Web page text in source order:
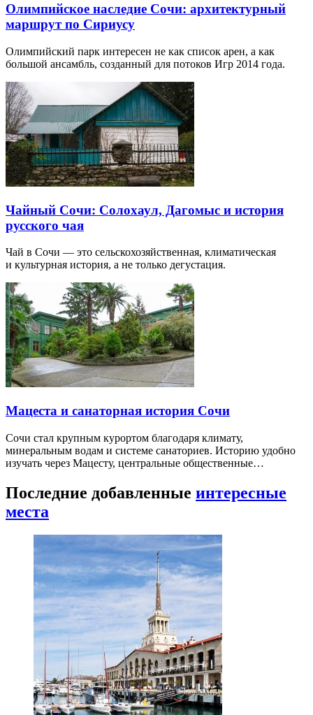
Олимпийское наследие Сочи: архитектурный
маршрут по Сириусу
Олимпийский парк интересен не как список арен, а как
большой ансамбль, созданный для потоков Игр 2014 года.
Чайный Сочи: Солохаул, Дагомыс и история
русского чая
Чай в Сочи — это сельскохозяйственная, климатическая
и культурная история, а не только дегустация.
Мацеста и санаторная история Сочи
Сочи стал крупным курортом благодаря климату,
минеральным водам и системе санаториев. Историю удобно
изучать через Мацесту, центральные общественные…
Последние добавленные интересные
места